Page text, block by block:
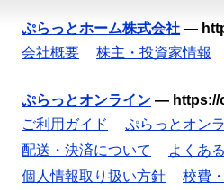
ぷらっとホーム株式会社 —
会社概要
株主・投資家情報
ぷらっとオンライン —
ご利用ガイド
ぷらっとオン
配送・決済について
よくあ
個人情報取り扱い方針
校費